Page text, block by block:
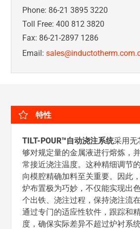
Phone: 86-21 3895 3220
Toll Free: 400 812 3820
Fax: 86-21-2897 1286
Email:
特性
TILT-POUR™自动浇注系统采用无
够对规定量的金属液进行熔炼，
常接近浇注温度。这种精细调节
向模腔精确加料至关重要。因此
炉布置极为巧妙，不仅能实现出
个出铁、浇注过程，保持浇注流
通过专门的适应性软件，跟踪和
度，确保实际差异不超过炉衬系